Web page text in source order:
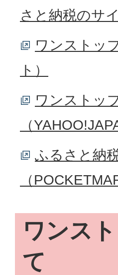
さと納税のサイ
ワンストッ
ト）
ワンストッ
（
ふるさと納
（
ワンス
て